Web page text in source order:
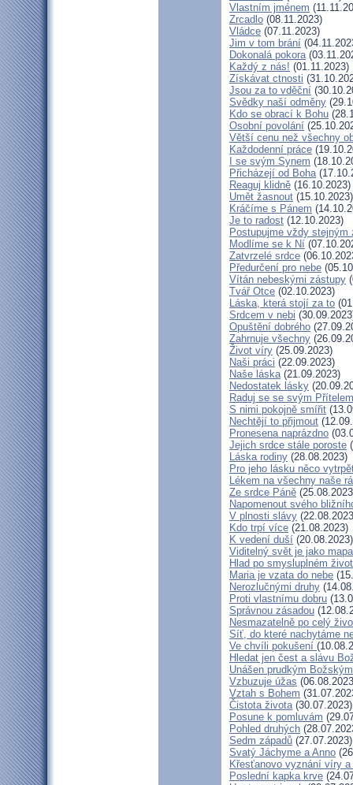
Vlastním jménem
Zrcadlo (08.11.2023)
Vládce (07.11.2023)
Jim v tom brání
Dokonalá pokora
Každý z nás! (01.11.2023)
Získávat ctnosti
Jsou za to vděční
Svědky naší odměny
Kdo se obrací k Bohu
Osobní povolání
Větší cenu než všechny
Každodenní práce
I se svým Synem
Přicházejí od Boha
Reaguj klidně (16.10.2023)
Umět žasnout (15.10.2023)
Kráčíme s Pánem
Je to radost (12.10.2023)
Postupujme vždy stejným
Modlíme se k Ní
Zatvrzelé srdce
Předurčení pro nebe
Vítán nebeskými zástupy
Tvář Otce (02.10.2023)
Láska, která stojí za to
Srdcem v nebi
Opuštění dobrého
Zahrnuje všechny
Život víry (25.09.2023)
Naši práci (22.09.2023)
Naše láska(21.09.2023)
Nedostatek lásky
Raduj se se svým Přítelem
S nimi pokojně smířit
Nechtějí to přijmout
Pronesena naprázdno
Jejich srdce stále poroste
Láska rodiny (28.08.2023)
Pro jeho lásku něco
Lékem na všechny naše
Ze srdce Páně
Napomenout svého
V plnosti slávy
Kdo trpí více (21.08.2023)
K vedení duší (20.08.2023)
Viditelný svět je jako mapa
Hlad po smysluplném
Maria je vzata do nebe
Nerozlučnými druhy
Proti vlastnímu dobru
Správnou zásadou
Nesmazatelně po celý
Síť, do které nachytáme
Ve chvíli pokušení
Hledat jen čest a slávu
Unášen prudkým
Vzbuzuje úžas
Vztah s Bohem
Čistota života(30.07.2023)
Posune k pomluvám
Pohled druhých
Sedm západů (27.07.2023)
Svatý Jáchyme a Anno
Křesťanovo vyznání víry
Poslední kapka krve